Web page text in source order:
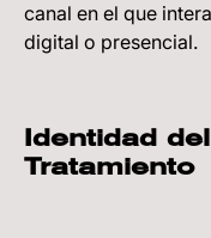
canal en el que
digital o presencial.
Identidad
Tratamiento